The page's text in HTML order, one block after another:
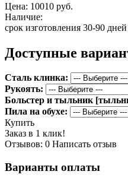
Цена: 10010 руб.
Наличие:
срок изготовления 30-90 дней
Доступные
Сталь клинка:
Рукоять:
Больстер и тыльник
Пила на обухе:
Купить
Заказ в 1 клик!
Отзывов: 0 Написать отзыв
Варианты оплаты